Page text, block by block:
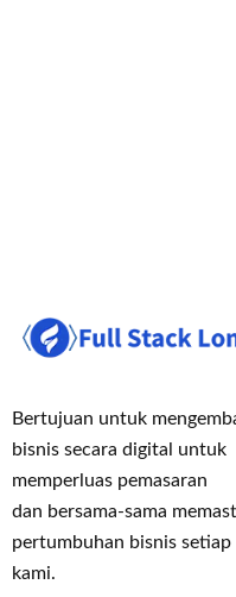
Bertujuan untuk
bisnis secara digital untuk
memperluas pemasaran
dan bersama-sama
pertumbuhan bisnis setiap
kami.